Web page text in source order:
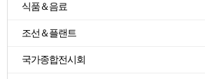
식품＆음료
조선＆플랜트
국가종합전시회